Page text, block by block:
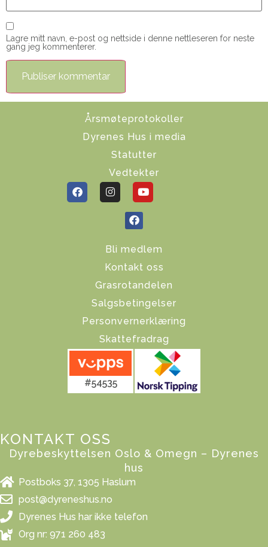
Lagre mitt navn, e-post og nettside i denne nettleseren for neste
gang jeg kommenterer.
Årsmøteprotokoller
Dyrenes Hus i media
Statutter
Vedtekter
Bli medlem
Kontakt oss
Grasrotandelen
Salgsbetingelser
Personvernerklæring
Skattefradrag
#54535
KONTAKT OSS
Dyrebeskyttelsen Oslo & Omegn – Dyrenes
hus
Postboks 37, 1305 Haslum
post@dyreneshus.no
Dyrenes Hus har ikke telefon
Org nr: 971 260 483